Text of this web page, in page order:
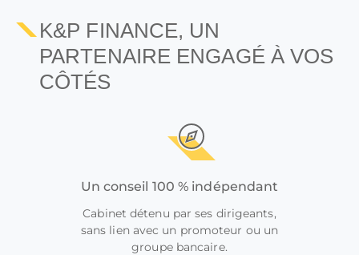
K&P FINANCE, UN
PARTENAIRE ENGAGÉ À VOS
CÔTÉS
Un conseil 100 % indépendant
Cabinet détenu par ses dirigeants,
sans lien avec un promoteur ou un
groupe bancaire.